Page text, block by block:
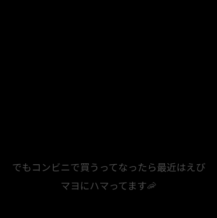
でもコンビニで買うってなったら最近はえび
マヨにハマってます🦐